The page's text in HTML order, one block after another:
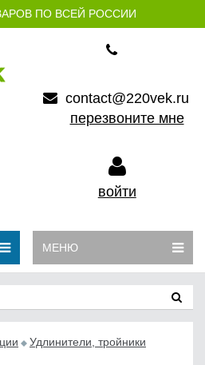
ПО ВСЕЙ РОССИИ
contact@220vek.ru
перезвоните мне
войти
МЕНЮ
Удлинители, тройники